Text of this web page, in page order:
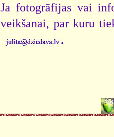
Ja fotogrāfijas vai
veikšanai, par kuru
.